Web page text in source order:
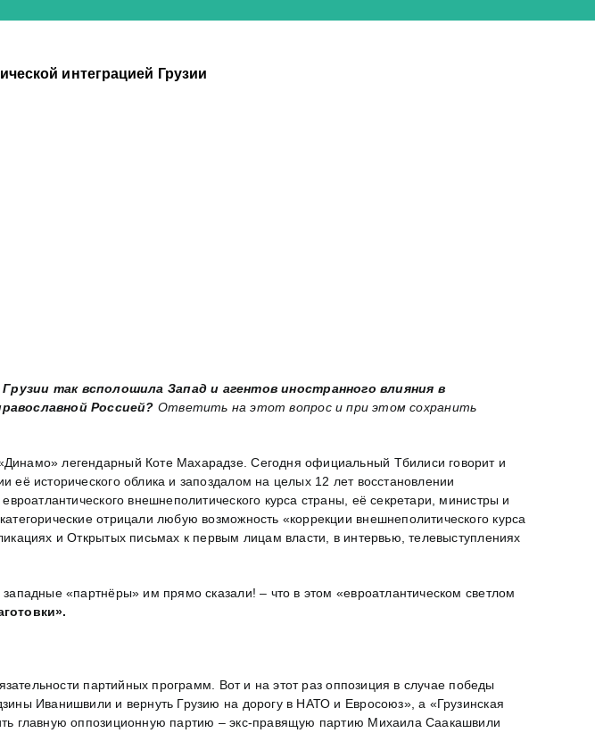
интеграцией Грузии
так всполошила Запад и агентов иностранного влияния в
Россией? Ответить на этот вопрос и при этом сохранить
легендарный Коте Махарадзе. Сегодня официальный Тбилиси говорит и
исторического облика и запоздалом на целых 12 лет восстановлении
внешнеполитического курса страны, её секретари, министры и
отрицали любую возможность «коррекции внешнеполитического курса
и Открытых письмах к первым лицам власти, в интервью, телевыступлениях
«партнёры» им прямо сказали! – что в этом «евроатлантическом светлом
партийных программ. Вот и на этот раз оппозиция в случае победы
Иванишвили и вернуть Грузию на дорогу в НАТО и Евросоюз», а «Грузинская
главную оппозиционную партию – экс-правящую партию Михаила Саакашвили